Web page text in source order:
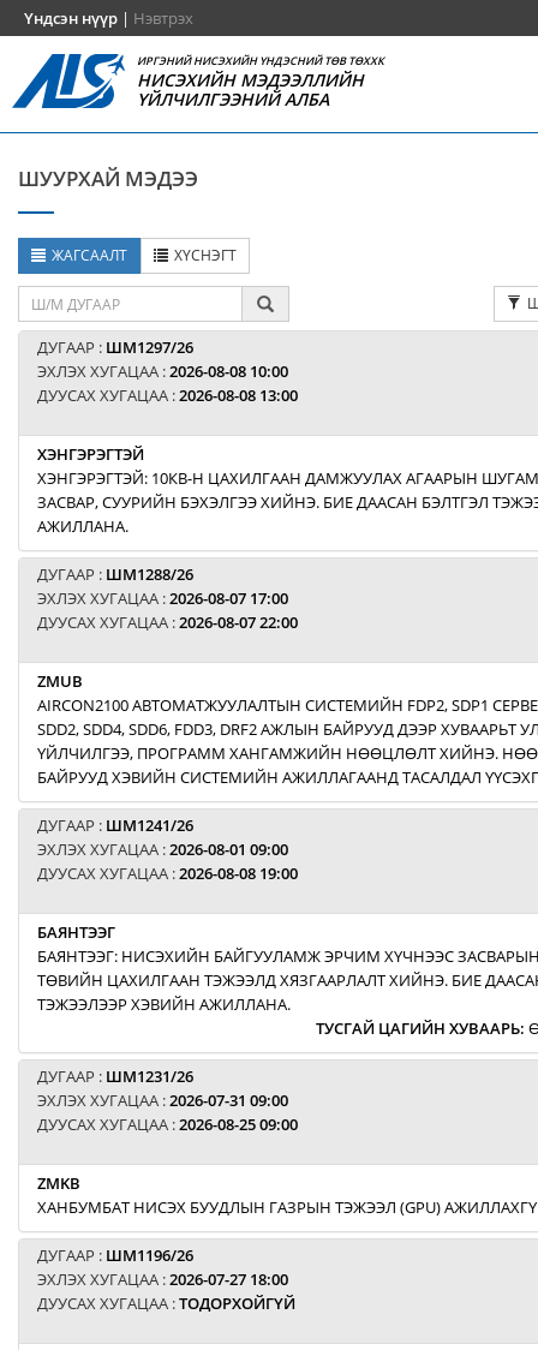
Үндсэн нүүр | Нэвтрэх
ИРГЭНИЙ НИСЭХИЙН ҮНДЭСНИЙ ТӨВ ТӨХХК
НИСЭХИЙН МЭДЭЭЛЛИЙН
ҮЙЛЧИЛГЭЭНИЙ АЛБА
ШУУРХАЙ МЭДЭЭ
ЖАГСААЛТ ХҮСНЭГТ
ДУГААР : ШМ1297/26
ЭХЛЭХ ХУГАЦАА :2026-08-08 10:00
ДУУСАХ ХУГАЦАА :2026-08-08 13:00
ХЭНГЭРЭГТЭЙ
ХЭНГЭРЭГТЭЙ: 10КВ-Н ЦАХИЛГААН ДАМЖУУЛАХ АГААРЫН
ЗАСВАР, СУУРИЙН БЭХЭЛГЭЭ ХИЙНЭ. БИЕ ДААСАН БЭЛТГЭЛ
АЖИЛЛАНА.
ДУГААР : ШМ1288/26
ЭХЛЭХ ХУГАЦАА :2026-08-07 17:00
ДУУСАХ ХУГАЦАА :2026-08-07 22:00
ZMUB
AIRCON2100 АВТОМАТЖУУЛАЛТЫН СИСТЕМИЙН FDP2, SDP1
SDD2, SDD4, SDD6, FDD3, DRF2 АЖЛЫН БАЙРУУД ДЭЭР
ҮЙЛЧИЛГЭЭ, ПРОГРАММ ХАНГАМЖИЙН НӨӨЦЛӨЛТ ХИЙНЭ.
БАЙРУУД ХЭВИЙН СИСТЕМИЙН АЖИЛЛАГААНД ТАСАЛДАЛ
ДУГААР : ШМ1241/26
ЭХЛЭХ ХУГАЦАА :2026-08-01 09:00
ДУУСАХ ХУГАЦАА :2026-08-08 19:00
БАЯНТЭЭГ
БАЯНТЭЭГ: НИСЭХИЙН БАЙГУУЛАМЖ ЭРЧИМ ХҮЧНЭЭС
ТӨВИЙН ЦАХИЛГААН ТЭЖЭЭЛД ХЯЗГААРЛАЛТ ХИЙНЭ. БИЕ
ТЭЖЭЭЛЭЭР ХЭВИЙН АЖИЛЛАНА.
ТУСГАЙ ЦАГИЙН ХУВААРЬ:
ДУГААР : ШМ1231/26
ЭХЛЭХ ХУГАЦАА :2026-07-31 09:00
ДУУСАХ ХУГАЦАА :2026-08-25 09:00
ZMKB
ХАНБУМБАТ НИСЭХ БУУДЛЫН ГАЗРЫН ТЭЖЭЭЛ (GPU)
ДУГААР : ШМ1196/26
ЭХЛЭХ ХУГАЦАА :2026-07-27 18:00
ДУУСАХ ХУГАЦАА :ТОДОРХОЙГҮЙ